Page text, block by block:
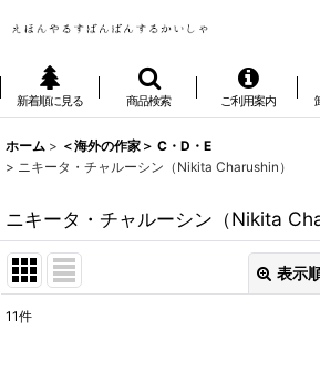
新着順に見る 商品検索 ご利用案内
ホーム > ＜海外の作家＞ C・D・E
> ニキータ・チャルーシン（Nikita Charushin）
ニキータ・チャルーシン（Nikita
表示
11件